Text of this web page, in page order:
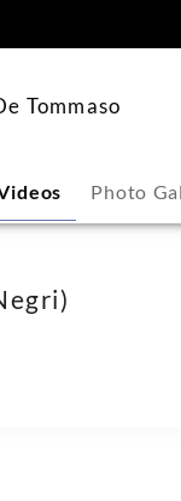
Tommaso
Photo